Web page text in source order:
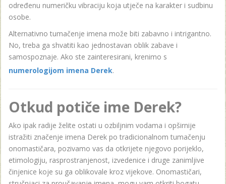
određenu numeričku vibraciju koja utječe na karakter i sudbinu
osobe.
Alternativno tumačenje imena može biti zabavno i intrigantno.
No, treba ga shvatiti kao jednostavan oblik zabave i
samospoznaje. Ako ste zainteresirani, krenimo s
numerologijom imena Derek.
Otkud potiče ime Derek?
Ako ipak radije želite ostati u ozbiljnim vodama i opširnije
istražiti značenje imena Derek po tradicionalnom tumačenju
onomastičara, pozivamo vas da otkrijete njegovo porijeklo,
etimologiju, rasprostranjenost, izvedenice i druge zanimljive
činjenice koje su ga oblikovale kroz vijekove. Onomastičari,